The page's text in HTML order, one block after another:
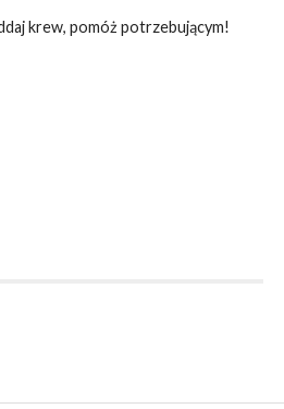
krew, pomóż potrzebującym!
Steczkowska